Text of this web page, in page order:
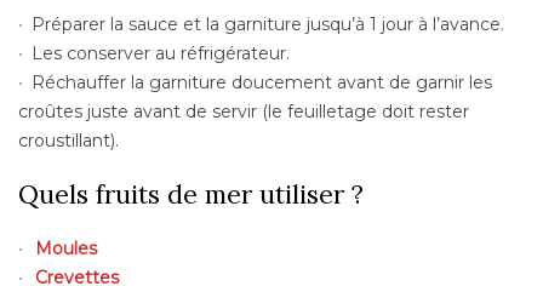
Préparer la sauce et la garniture jusqu’à 1 jour à l’avance.
Les conserver au réfrigérateur.
Réchauffer la garniture doucement avant de garnir les
croûtes juste avant de servir (le feuilletage doit rester
croustillant).
Quels fruits de mer utiliser ?
Moules
Crevettes